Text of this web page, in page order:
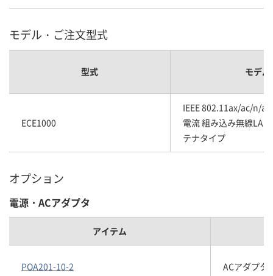
モデル・ご注文型式
型式 モデル
ECE1000
IEEE 802.11ax/ac/n/a/
電流 組み込み無線LAN
テナタイプ
オプション
電源・ACアダプタ
アイテム
POA201-10-2 ACアダプタ